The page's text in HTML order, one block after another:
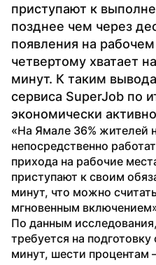
приступают к
позднее чем через
появления на
четвертому хватает
минут. К таким
сервиса SuperJob по
экономически
«На Ямале 36% жителей
непосредственно
прихода на рабочие
приступают к своим
минут, что можно
мгновенным
По данным
требуется на
минут, шести процентам